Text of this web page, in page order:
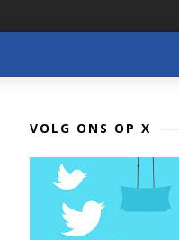
VOLG ONS OP X